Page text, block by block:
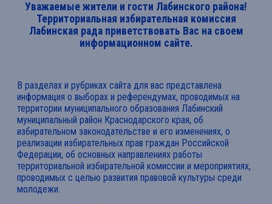
Уважаемые жители и гости Лабинского района!
Территориальная избирательная комиссия
Лабинская рада приветствовать Вас на своем
информационном сайте.
В разделах и рубриках сайта для вас представлена
информация о выборах и референдумах, проводимых на
территории муниципального образования Лабинский
муниципальный район Краснодарского края, об
избирательном законодательстве и его изменениях, о
реализации избирательных прав граждан Российской
Федерации, об основных направлениях работы
территориальной избирательной комиссии и мероприятиях,
проводимых с целью развития правовой культуры среди
молодежи.